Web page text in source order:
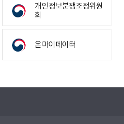
개인정보분쟁조정위원
회
온마이데이터